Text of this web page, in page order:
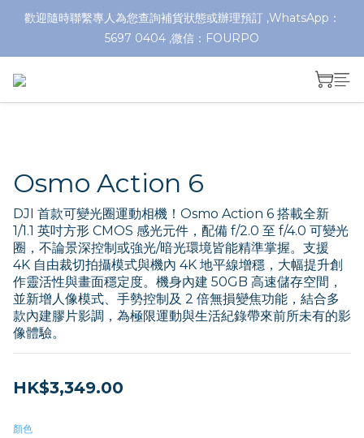
歡迎隨時聯繫專人為您查詢補貨狀態或辦理預訂 ,WhatsApp：
5697 0404 ,微信：FOURPO
Osmo Action 6
DJI 首款可變光圈運動相機！Osmo Action 6 搭載全新
1/1.1 英吋方形 CMOS 感光元件，配備 f/2.0 至 f/4.0 可變光
圈，不論景深控制或強光/暗光環境皆能精準掌握。支援
4K 自由裁切拍攝模式與機內 4K 地平線增穩，大幅提升創
作靈活性與畫面穩定度。機身內建 50GB 高速儲存空間，
並新增人像模式、手勢控制及 2 倍無損變焦功能，結合多
款內建膠片影調，為極限運動與生活紀錄帶來前所未有的影
像體驗。
HK$3,349.00
顏色